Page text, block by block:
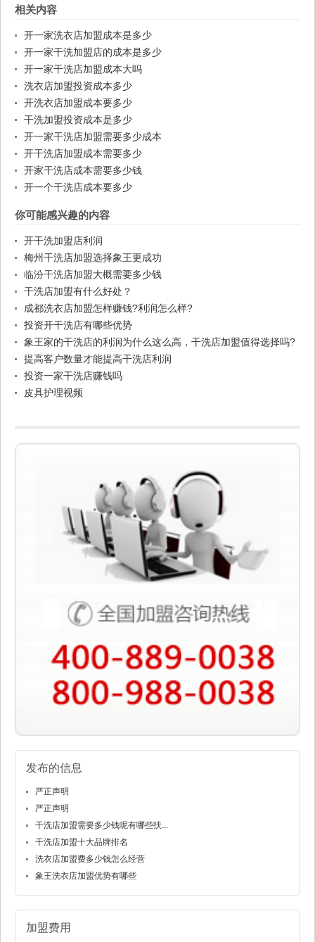
相关内容
开一家洗衣店加盟成本是多少
开一家干洗加盟店的成本是多少
开一家干洗店加盟成本大吗
洗衣店加盟投资成本多少
开洗衣店加盟成本要多少
干洗加盟投资成本是多少
开一家干洗店加盟需要多少成本
开干洗店加盟成本需要多少
开家干洗店成本需要多少钱
开一个干洗店成本要多少
你可能感兴趣的内容
开干洗加盟店利润
梅州干洗店加盟选择象王更成功
临汾干洗店加盟大概需要多少钱
干洗店加盟有什么好处？
成都洗衣店加盟怎样赚钱?利润怎么样?
投资开干洗店有哪些优势
象王家的干洗店的利润为什么这么高，干洗店加盟值得选择吗?
提高客户数量才能提高干洗店利润
投资一家干洗店赚钱吗
皮具护理视频
发布的信息
严正声明
严正声明
干洗店加盟需要多少钱呢有哪些扶...
干洗店加盟十大品牌排名
洗衣店加盟费多少钱怎么经营
象王洗衣店加盟优势有哪些
加盟费用